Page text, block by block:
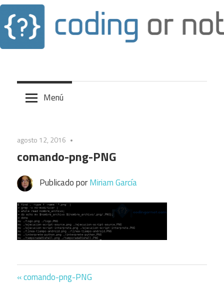
contenido
Menú
agosto 12, 2016
comando-png-PNG
Publicado porMiriam García
Previous
comando-png-PNG